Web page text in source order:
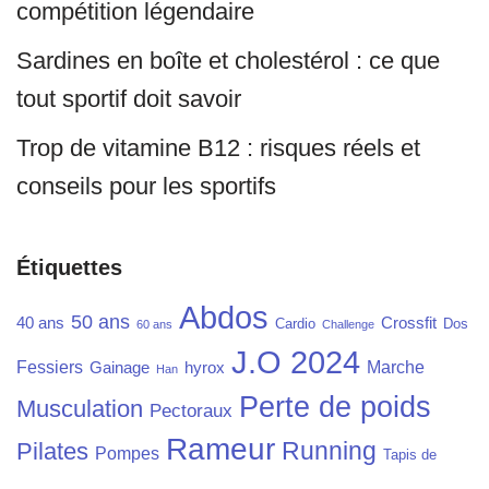
compétition légendaire
Sardines en boîte et cholestérol : ce que
tout sportif doit savoir
Trop de vitamine B12 : risques réels et
conseils pour les sportifs
Étiquettes
40 ans 50 ans 60 ans Abdos Cardio Challenge Crossfit Dos
Fessiers Gainage Han hyrox J.O 2024 Marche
Musculation Pectoraux Perte de poids
Pilates Pompes Rameur Running Tapis de